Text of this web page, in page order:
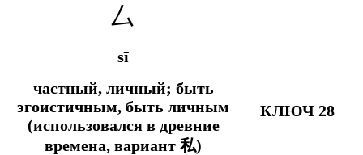
厶
sī
частный, личный; быть
эгоистичным, быть личным
(использовался в древние
времена, вариант 私)
КЛЮЧ 28